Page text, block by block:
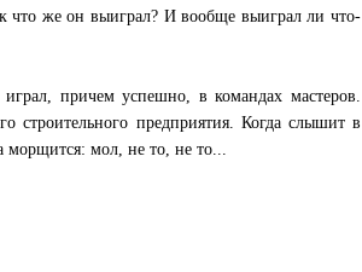
что же он выиграл? И вообще выиграл ли что-
причем успешно, в командах мастеров.
строительного предприятия. Когда слышит в
морщится: мол, не то, не то...